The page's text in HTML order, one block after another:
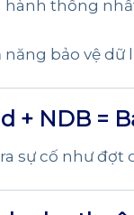
hành thống
năng bảo vệ
+ NDB =
ra sự cố như